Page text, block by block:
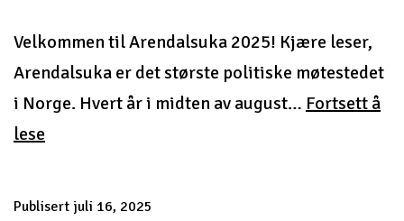
Velkommen til Arendalsuka 2025! Kjære leser,
Arendalsuka er det største politiske møtestedet
i Norge. Hvert år i midten av august… Fortsett å
leseArendalsuka
Publisert juli 16, 2025